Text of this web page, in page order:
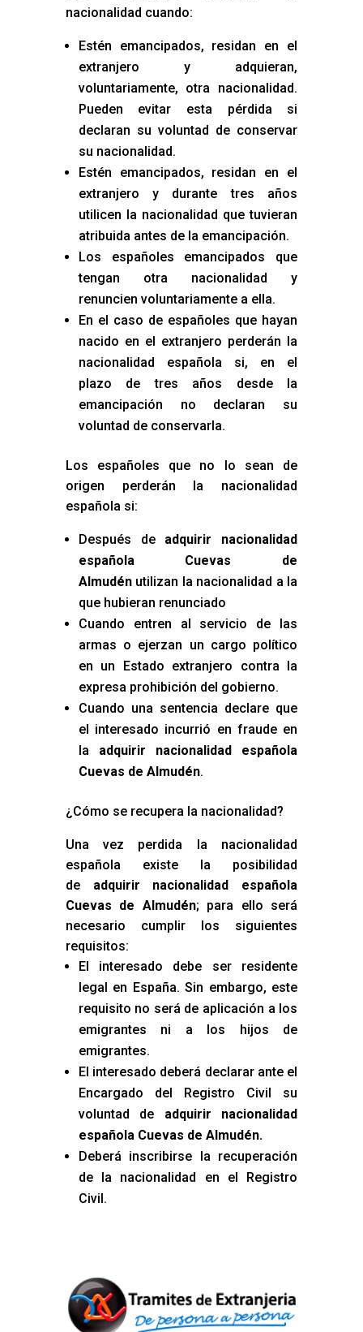
nacionalidad cuando:
Estén emancipados, residan en el
extranjero y adquieran,
voluntariamente, otra nacionalidad.
Pueden evitar esta pérdida si
declaran su voluntad de conservar
su nacionalidad.
Estén emancipados, residan en el
extranjero y durante tres años
utilicen la nacionalidad que tuvieran
atribuida antes de la emancipación.
Los españoles emancipados que
tengan otra nacionalidad y
renuncien voluntariamente a ella.
En el caso de españoles que hayan
nacido en el extranjero perderán la
nacionalidad española si, en el
plazo de tres años desde la
emancipación no declaran su
voluntad de conservarla.
Los españoles que no lo sean de
origen perderán la nacionalidad
española si:
Después de adquirir nacionalidad
española Cuevas de
Almudénutilizan la nacionalidad a la
que hubieran renunciado
Cuando entren al servicio de las
armas o ejerzan un cargo político
en un Estado extranjero contra la
expresa prohibición del gobierno.
Cuando una sentencia declare que
el interesado incurrió en fraude en
la adquirir nacionalidad española
Cuevas de Almudén.
¿Cómo se recupera la nacionalidad?
Una vez perdida la nacionalidad
española existe la posibilidad
de adquirir nacionalidad española
Cuevas de Almudén; para ello será
necesario cumplir los siguientes
requisitos:
El interesado debe ser residente
legal en España. Sin embargo, este
requisito no será de aplicación a los
emigrantes ni a los hijos de
emigrantes.
El interesado deberá declarar ante el
Encargado del Registro Civil su
voluntad de adquirir nacionalidad
española Cuevas de Almudén.
Deberá inscribirse la recuperación
de la nacionalidad en el Registro
Civil.